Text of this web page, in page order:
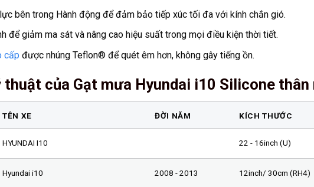
bên trong Hành động để đảm bảo tiếp xúc tối đa với kính chắn gió.
để giảm ma sát và nâng cao hiệu suất trong mọi điều kiện thời tiết.
cấp được nhúng Teflon® để quét êm hơn, không gây tiếng ồn.
thuật của Gạt mưa Hyundai i10 Silicone thân
TÊN XE ĐỜI NĂM KÍCH THƯỚC
HYUNDAI I10 22 - 16inch (U)
Hyundai i10 2008 - 2013 12inch/ 30cm (RH4)